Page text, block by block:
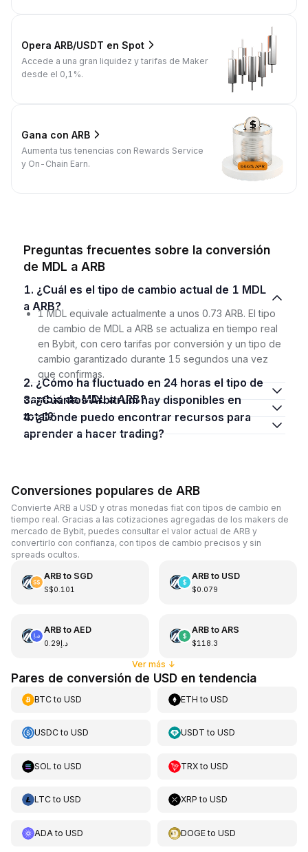
Opera ARB/USDT en Spot
Accede a una gran liquidez y tarifas de Maker
desde el 0,1%.
Gana con ARB
Aumenta tus tenencias con Rewards Service
y On-Chain Earn.
Preguntas frecuentes sobre la conversión
de MDL a ARB
1. ¿Cuál es el tipo de cambio actual de 1 MDL
a ARB?
1 MDL equivale actualmente a unos 0.73 ARB. El tipo
de cambio de MDL a ARB se actualiza en tiempo real
en Bybit, con cero tarifas por conversión y un tipo de
cambio garantizado durante 15 segundos una vez
que confirmas.
2. ¿Cómo ha fluctuado en 24 horas el tipo de
cambio de MDL a ARB?
3. ¿Cuántos Arbitrum hay disponibles en
total?
4. ¿Dónde puedo encontrar recursos para
aprender a hacer trading?
Conversiones populares de ARB
Convierte ARB a USD y otras monedas fiat con tipos de cambio en
tiempo real. Gracias a las cotizaciones agregadas de los makers de
mercado de Bybit, puedes consultar el valor actual de ARB y
convertirlo con confianza, con tipos de cambio precisos y sin
spreads ocultos.
ARBto SGD
S$0.101
ARBto USD
$0.079
ARBto AED
د.إ0.29
ARBto ARS
$118.3
Ver más ↓
Pares de conversión de USD en tendencia
BTCto USD ETH toUSD
USDCto USD USDT toUSD
SOL to USD TRXtoUSD
LTCto USD XRP toUSD
ADA to USD DOGEtoUSD